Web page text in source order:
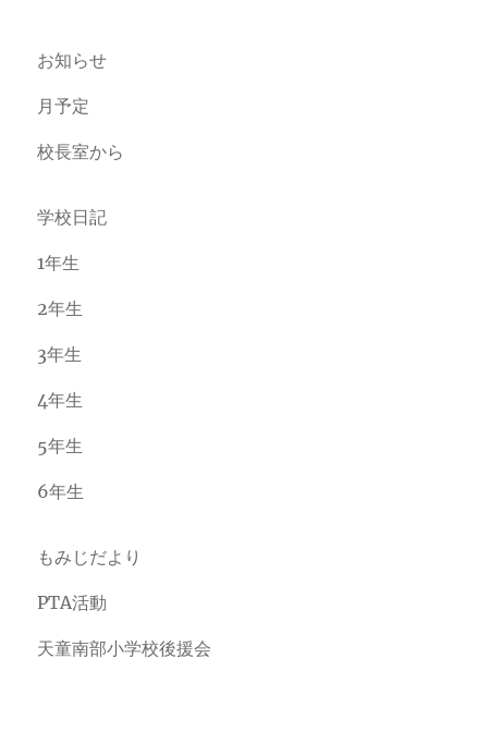
お知らせ
月予定
校長室から
学校日記
1年生
2年生
3年生
4年生
5年生
6年生
もみじだより
PTA活動
天童南部小学校後援会